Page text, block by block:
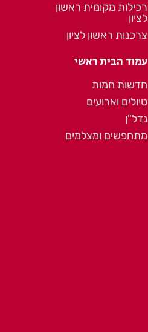
רכילות מקומית ראשון
לציון
צרכנות ראשון לציון
עמוד הבית ראשי
חדשות חמות
טיולים וארועים
נדל"ן
מתחפשים ומצלמים